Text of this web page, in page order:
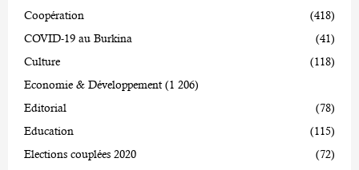
Coopération
(418)
COVID-19 au Burkina
(41)
Culture
(118)
Economie & Développement (1 206)
Editorial
(78)
Education
(115)
Elections couplées 2020
(72)